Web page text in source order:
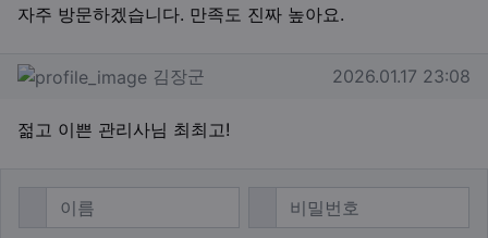
자주 방문하겠습니다. 만족도 진짜 높아요.
김장군님의 댓글
김장군 작성일
2026.01.17 23:08
젊고 이쁜 관리사님 최최고!
댓글쓰기
필수 비밀번호필수